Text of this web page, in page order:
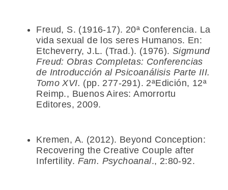
Freud, S. (1916-17). 20ª Conferencia. La
vida sexual de los seres Humanos. En:
Etcheverry, J.L. (Trad.). (1976). Sigmund
Freud: Obras Completas: Conferencias
de Introducción al Psicoanálisis Parte III.
Tomo XVI. (pp. 277-291). 2ªEdición, 12ª
Reimp., Buenos Aires: Amorrortu
Editores, 2009.
Kremen, A. (2012). Beyond Conception:
Recovering the Creative Couple after
Infertility. Fam. Psychoanal., 2:80-92.